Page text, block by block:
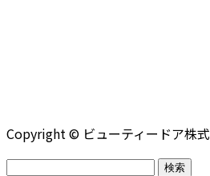
Copyright © ビューティードア株
検